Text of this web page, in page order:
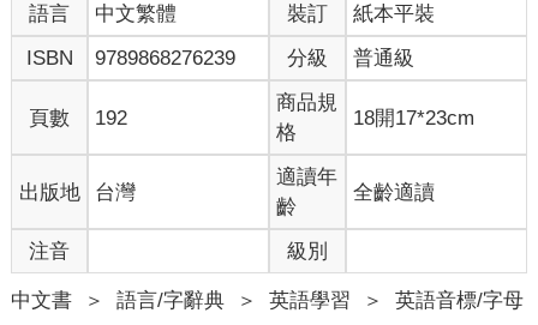
語言 中文繁體 裝訂
紙本平裝
ISBN
9789868276239 分級 普通級
頁數 192
商品規
格
18開17*23cm
出版地 台灣
適讀年
齡
全齡適讀
注音 級別
中文書 ＞ 語言/字辭典 ＞ 英語學習 ＞ 英語音標/字母